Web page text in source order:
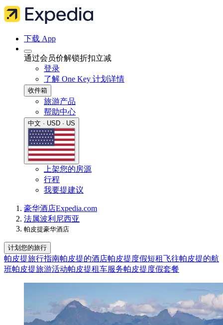
下载 App
通过会员价解锁折扣立减
登录
了解 One Key 计划详情
收件箱
旅游产品
帮助中心
中文 · USD · US
上架您的房源
行程
我要提建议
豪华酒店Expedia.com
法属波利尼西亚
帕皮提豪华酒店​
计划您的旅行
帕皮提旅行指南帕皮提的酒店帕皮提度假短租飞往帕皮提的航
班帕皮提旅游活动帕皮提租车服务帕皮提度假套餐